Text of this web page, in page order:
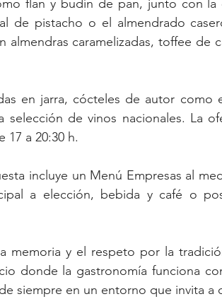
flan y budín de pan, junto con
de pistacho o el almendrado
caramelizadas, toffee de
en jarra, cócteles de autor como
selección de vinos nacionales. La
17 a 20:30 h.
incluye un Menú Empresas al
a elección, bebida y café o
memoria y el respeto por la
donde la gastronomía funciona
siempre en un entorno que invita a